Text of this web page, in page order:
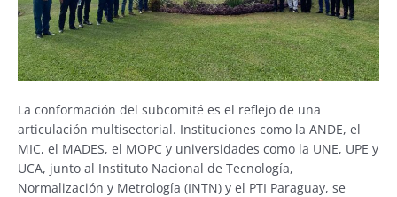
La conformación del subcomité es el reflejo de una
articulación multisectorial. Instituciones como la ANDE, el
MIC, el MADES, el MOPC y universidades como la UNE, UPE y
UCA, junto al Instituto Nacional de Tecnología,
Normalización y Metrología (INTN) y el PTI Paraguay, se